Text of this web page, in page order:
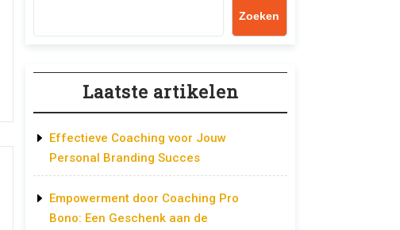
Zoeken
Laatste artikelen
Effectieve Coaching voor Jouw
Personal Branding Succes
Empowerment door Coaching Pro
Bono: Een Geschenk aan de